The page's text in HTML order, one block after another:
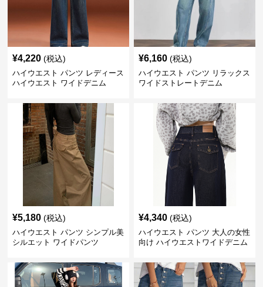
¥4,220 (税込)
ハイウエスト パンツ レディース
ハイウエスト ワイドデニム
¥6,160 (税込)
ハイウエスト パンツ リラックス
ワイドストレートデニム
¥5,180 (税込)
ハイウエスト パンツ シンプル美
シルエット ワイドパンツ
¥4,340 (税込)
ハイウエスト パンツ 大人の女性
向け ハイウエストワイドデニム